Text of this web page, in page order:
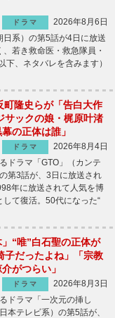
ドラマ
2026年8月6日
系）の第5話が4日に放送
若き救命医・救急隊員・
、ネタバレを含みます）
町隆史らが「告白大作
サックの娘・梶原叶渚
の正体は誰」
ドラマ
2026年8月4日
ドラマ「GTO」（カンテ
第3話が、3日に放送され
年に放送されて人気を博
て復活。50代になった“
」“唯”白石聖の正体が
子だったよね」「宗教
がつらい」
ドラマ
2026年8月3日
ドラマ「一次元の挿し
本テレビ系）の第5話が、